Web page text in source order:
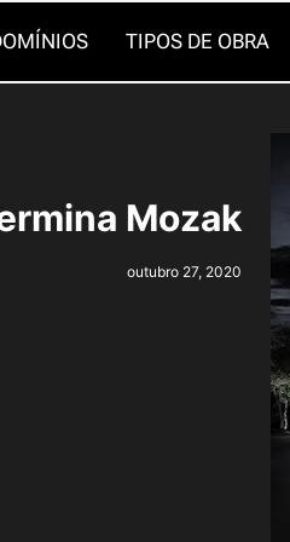
TIPOS DE OBRA
Mozak
outubro 27, 2020